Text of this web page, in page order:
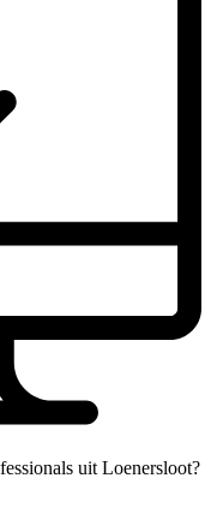
uit Loenersloot?